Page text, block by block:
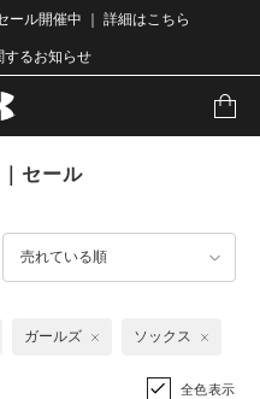
ール開催中 ｜ 詳細はこちら
するお知らせ
セール
売れている順
ガールズ ソックス
全色表示